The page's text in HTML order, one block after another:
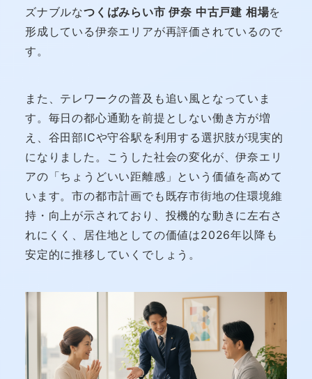
ズナブルなつくばみらい市 伊奈 中古戸建 相場を
形成している伊奈エリアが再評価されているので
す。
また、テレワークの普及も追い風となっていま
す。毎日の都心通勤を前提としない働き方が増
え、谷田部ICや守谷駅を利用する選択肢が現実的
になりました。こうした社会の変化が、伊奈エリ
アの「ちょうどいい距離感」という価値を高めて
います。市の都市計画でも既存市街地の住環境維
持・向上が示されており、投機的な動きに左右さ
れにくく、居住地としての価値は2026年以降も
安定的に推移していくでしょう。